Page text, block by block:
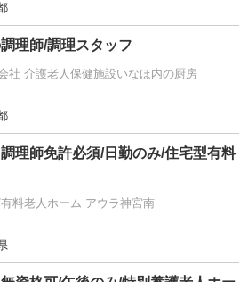
理師/調理スタッフ
社 介護老人保健施設いなほ内の厨房
理師免許必須/日勤のみ/住宅型有料
料老人ホーム アウラ神宮南